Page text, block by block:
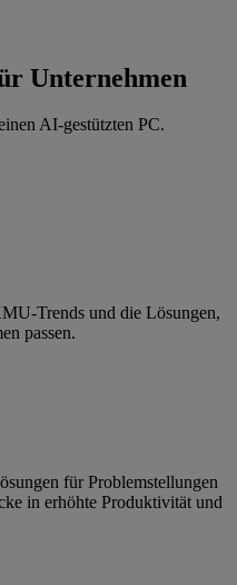
Unternehmen
AI-gestützten PC.
Trends und die Lösungen,
passen.
für Problemstellungen
in erhöhte Produktivität und